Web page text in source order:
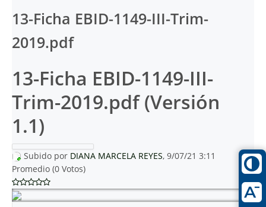
13-Ficha EBID-1149-III-Trim-
2019.pdf
13-Ficha EBID-1149-III-
Trim-2019.pdf (Versión
1.1)
Subido por DIANA MARCELA REYES, 9/07/21 3:11
Promedio (0 Votos)